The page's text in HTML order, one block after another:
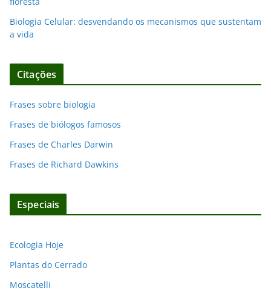
Biologia Celular: desvendando os mecanismos que sustentam
a vida
Citações
Frases sobre biologia
Frases de biólogos famosos
Frases de Charles Darwin
Frases de Richard Dawkins
Especiais
Ecologia Hoje
Plantas do Cerrado
Moscatelli